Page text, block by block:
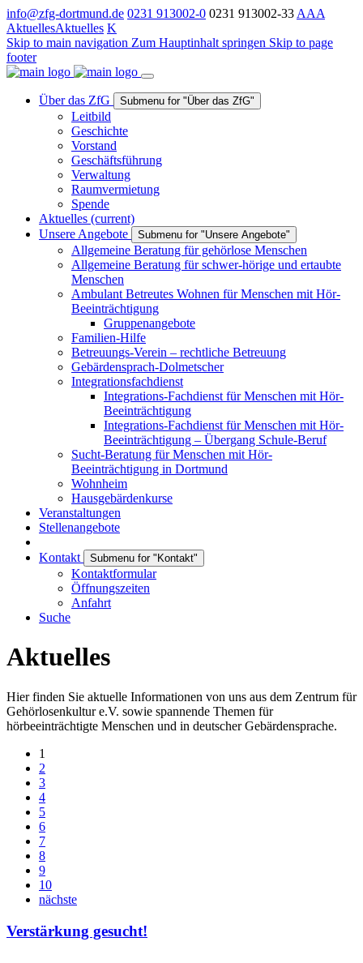
info@zfg-dortmund.de 0231 913002-0 0231 913002-33 AAA
AktuellesAktuelles K
Skip to main navigation Zum Hauptinhalt springen Skip to page
footer
Über das ZfG Submenu for "Über das ZfG"
Leitbild
Geschichte
Vorstand
Geschäftsführung
Verwaltung
Raumvermietung
Spende
Aktuelles (current)
Unsere Angebote
Submenu for "Unsere Angebote"
Allgemeine Beratung für gehörlose Menschen
Allgemeine Beratung für schwer-hörige und ertaubte
Menschen
Ambulant Betreutes Wohnen für Menschen mit Hör-
Beeinträchtigung
Gruppenangebote
Familien-Hilfe
Betreuungs-Verein – rechtliche Betreuung
Gebärdensprach-Dolmetscher
Integrationsfachdienst
Integrations-Fachdienst für Menschen mit Hör-
Beeinträchtigung
Integrations-Fachdienst für Menschen mit Hör-
Beeinträchtigung – Übergang Schule-Beruf
Sucht-Beratung für Menschen mit Hör-
Beeinträchtigung in Dortmund
Wohnheim
Hausgebärdenkurse
Veranstaltungen
Stellenangebote
Kontakt Submenu for "Kontakt"
Kontaktformular
Öffnungszeiten
Anfahrt
Suche
Aktuelles
Hier finden Sie aktuelle Informationen von uns aus dem Zentrum für
Gehörlosenkultur e.V. sowie spannende Themen für
hörbeeinträchtigte Menschen und in deutscher Gebärdensprache.
1
2
3
4
5
6
7
8
9
10
nächste
Verstärkung gesucht!